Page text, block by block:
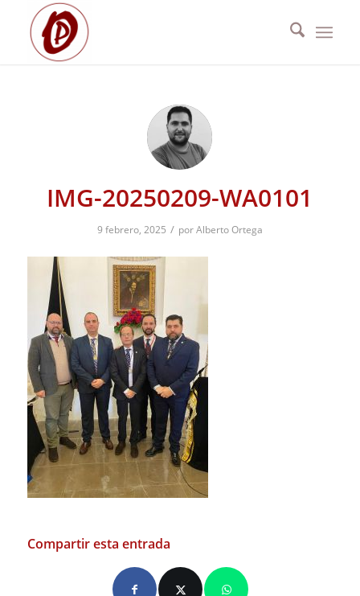
IMG-20250209-WA0101
9 febrero, 2025 / porAlberto Ortega
Compartir esta entrada